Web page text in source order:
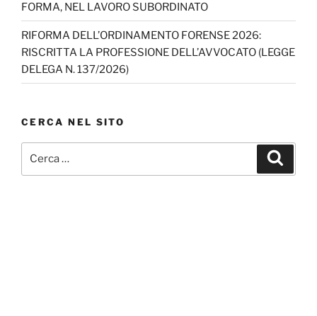
FORMA, NEL LAVORO SUBORDINATO
RIFORMA DELL’ORDINAMENTO FORENSE 2026:
RISCRITTA LA PROFESSIONE DELL’AVVOCATO (LEGGE
DELEGA N. 137/2026)
CERCA NEL SITO